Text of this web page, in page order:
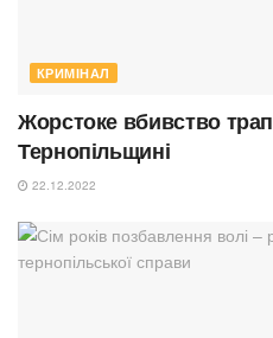
КРИМІНАЛ
Жорстоке вбивство
Тернопільщині
22.12.2022